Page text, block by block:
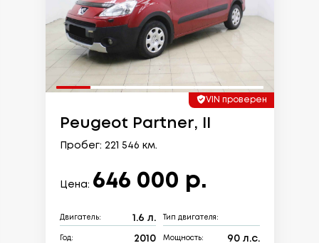
VIN проверен
Peugeot Partner, II
Пробег: 221 546 км.
Цена: 646 000 р.
Двигатель: 1.6 л. Тип двигателя:
Год: 2010 Мощность: 90 л.с.